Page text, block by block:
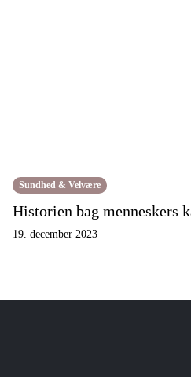
Sundhed & Velvære
Historien bag menneskers
19. december 2023